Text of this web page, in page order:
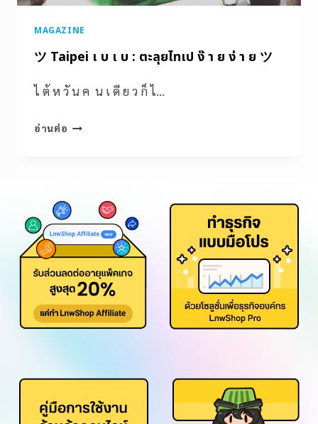
MAGAZINE
ツ Taipei เ บ เ บ : ตะลุยไทเป ง๊ า ย ง่ า ย ツ
ไ ต้ ห วั น ค น เ ดี ย ว ก็ ไ…
อ่านต่อ